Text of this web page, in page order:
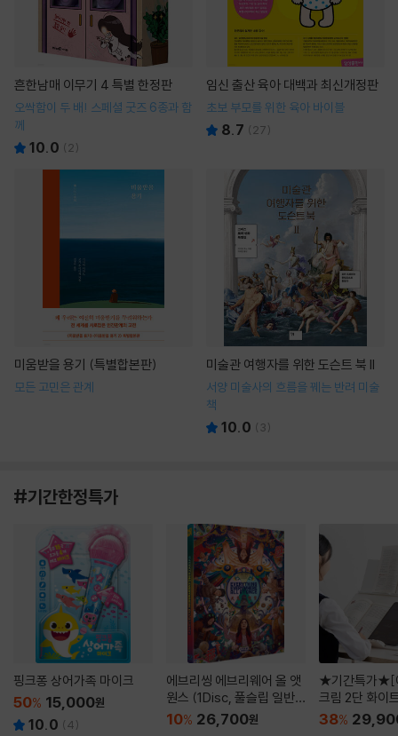
흔한남매 이무기 4 특별 한정판
오싹함이 두 배! 스페셜 굿즈 6종과 함
께
10.0 ( 2)
임신 출산 육아 대백과 최신개정판
초보 부모를 위한 육아 바이블
8.7 ( 27)
미움받을 용기 (특별합본판)
모든 고민은 관계
미술관 여행자를 위한 도슨트 북 II
서양 미술사의 흐름을 꿰는 반려 미술
책
10.0 ( 3)
#기간한정특가
핑크퐁 상어가족 마이크
50% 15,000원
10.0 (4)
에브리씽 에브리웨어 올 앳
원스 (1Disc, 풀슬립 일반
판) : 블루레이
10% 26,700원
★기간특가★[
크림 2단 화이
38%